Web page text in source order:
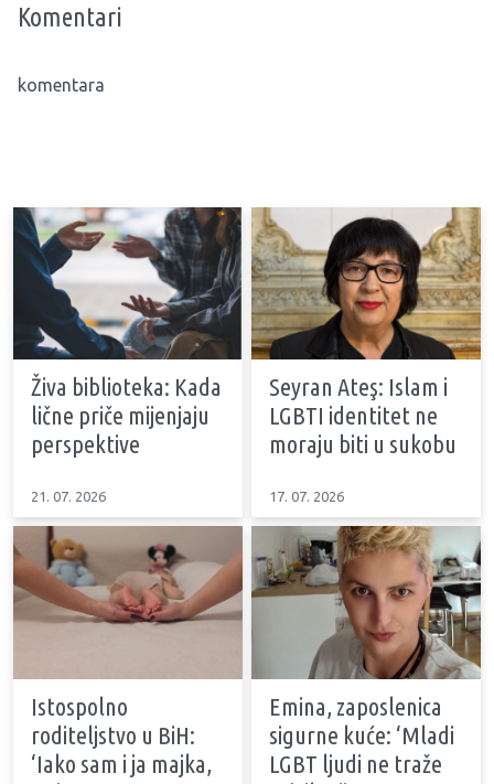
Komentari
komentara
Živa biblioteka: Kada
lične priče mijenjaju
perspektive
21. 07. 2026
Seyran Ateş: Islam i
LGBTI identitet ne
moraju biti u sukobu
17. 07. 2026
Istospolno
roditeljstvo u BiH:
‘Iako sam i ja majka,
Emina, zaposlenica
sigurne kuće: ‘Mladi
LGBT ljudi ne traže